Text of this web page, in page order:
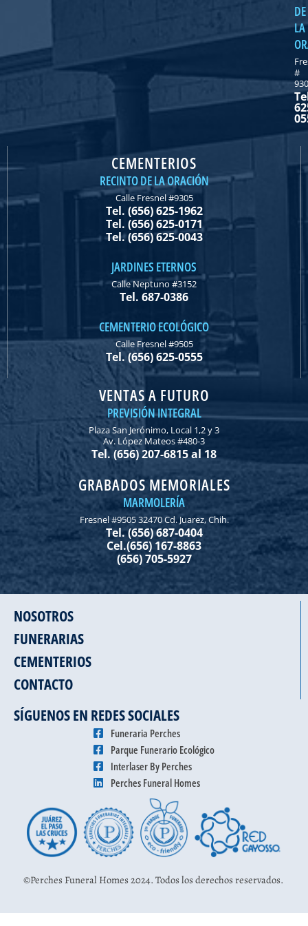
DE
LA
#
CEMENTERIOS
RECINTO DE LA ORACIÓN
Calle Fresnel #9305
Tel. (656) 625-1962
Tel. (656) 625-0171
Tel. (656) 625-0043
JARDINES ETERNOS
Calle Neptuno #3152
Tel. 687-0386
CEMENTERIO ECOLÓGICO
Calle Fresnel #9505
Tel. (656) 625-0555
VENTAS A FUTURO
PREVISIÓN INTEGRAL
Plaza San Jerónimo, Local 1,2 y 3
Av. López Mateos #480-3
Tel. (656) 207-6815 al 18
GRABADOS MEMORIALES
MARMOLERÍA
Fresnel #9505 32470 Cd. Juarez, Chih.
Tel. (656) 687-0404
Cel.(656) 167-8863
(656) 705-5927
NOSOTROS
FUNERARIAS
CEMENTERIOS
CONTACTO
SÍGUENOS EN REDES SOCIALES
Funeraria Perches
Parque Funerario Ecológico
Interlaser By Perches
Perches Funeral Homes
©Perches Funeral Homes 2024. Todos los derechos reservados.